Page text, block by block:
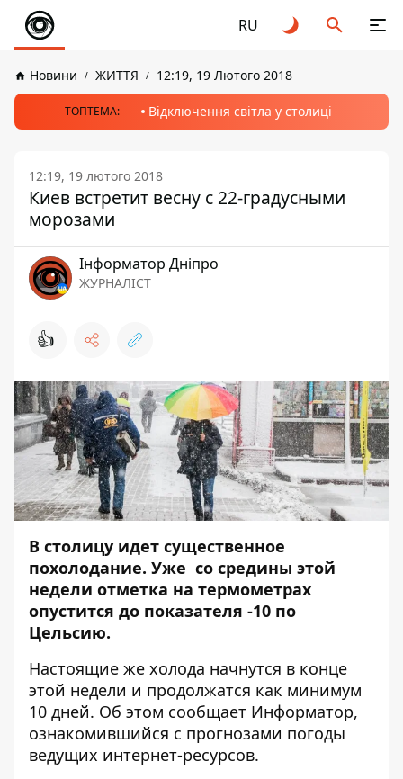
RU
Новини ЖИТТЯ 12:19, 19 Лютого 2018
ТОПТЕМА: Відключення світла у столиці
12:19, 19 лютого 2018
Киев встретит весну с 22-градусными
морозами
Інформатор Дніпро
ЖУРНАЛІСТ
👍
В столицу идет существенное
похолодание. Уже со средины этой
недели отметка на термометрах
опустится до показателя -10 по
Цельсию.
Настоящие же холода начнутся в конце
этой недели и продолжатся как минимум
10 дней. Об этом сообщает Информатор,
ознакомившийся с прогнозами погоды
ведущих интернет-ресурсов.